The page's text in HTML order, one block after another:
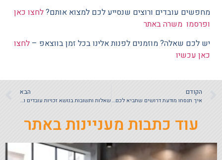
מחפשים עובדים ורוצים שנסייע לכם למצוא אותם?לחצו כאן
ופרסמו משרה באתר
יש לכם שאלה? מוזמנים לפנות אלינו בכל זמן בווצאפ – לחצו
כאן עכשיו
הקודם
איך תנסחו מודעת דרושים שתביא לכם תוצאות?
הבא
שאלות ותשובות בנושא זכויות עובדים ויחסי עבודה בשעת חירום
עוד כתבות מעניינות באתר